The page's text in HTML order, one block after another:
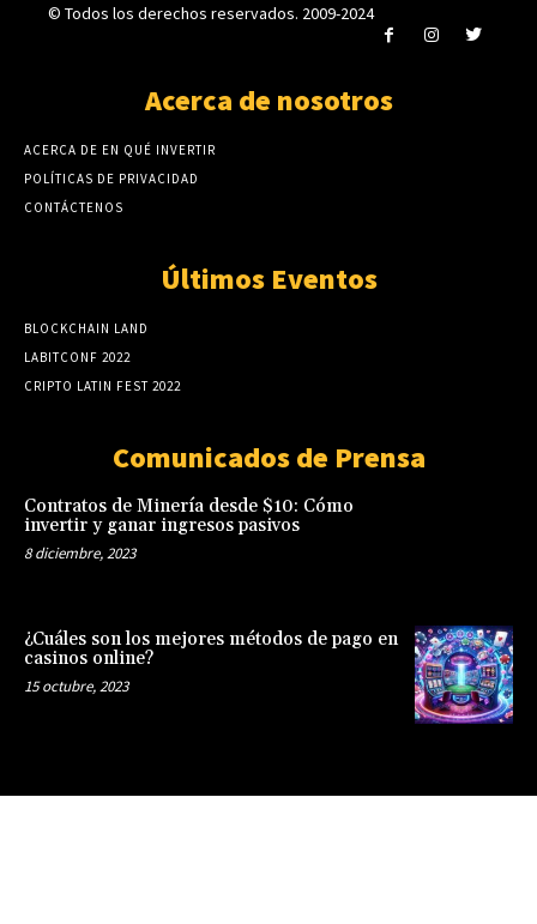
© Todos los derechos reservados. 2009-2024
Acerca de nosotros
ACERCA DE EN QUÉ INVERTIR
POLÍTICAS DE PRIVACIDAD
CONTÁCTENOS
Últimos Eventos
BLOCKCHAIN LAND
LABITCONF 2022
CRIPTO LATIN FEST 2022
Comunicados de Prensa
Contratos de Minería desde $10: Cómo
invertir y ganar ingresos pasivos
8 diciembre, 2023
¿Cuáles son los mejores métodos de pago en
casinos online?
15 octubre, 2023